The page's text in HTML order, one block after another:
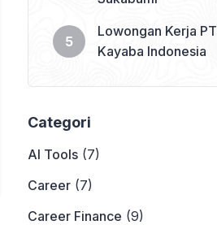
Lowongan Kerja PT
Kayaba Indonesia
Categori
AI Tools (7)
Career (7)
Career Finance (9)